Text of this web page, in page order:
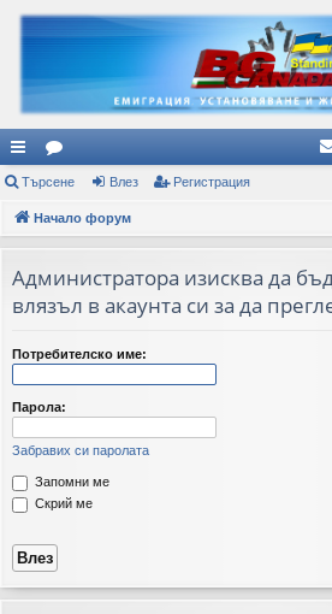
ъ
рз
вр
ки
ор
ум
Търсене Влез Регистрация
Начало форум
Администратора изисква да
влязъл в акаунта си за да
Потребителско име:
Парола:
Забравих си паролата
Запомни ме
Скрий ме